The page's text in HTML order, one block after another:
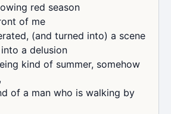
red season
of me
(and turned into) a scene
a delusion
kind of summer, somehow
of a man who is walking by